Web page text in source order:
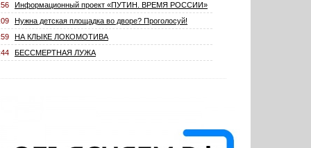
Информационный проект «ПУТИН. ВРЕМЯ РОССИИ»
Нужна детская площадка во дворе? Проголосуй!
НА КЛЫКЕ ЛОКОМОТИВА
БЕССМЕРТНАЯ ЛУЖА